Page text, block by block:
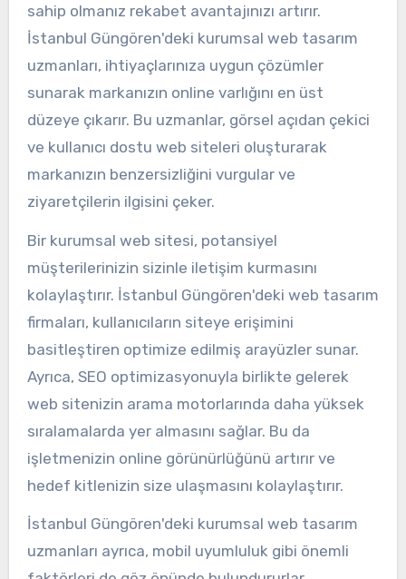
sahip olmanız rekabet avantajınızı artırır.
İstanbul Güngören'deki kurumsal web tasarım
uzmanları, ihtiyaçlarınıza uygun çözümler
sunarak markanızın online varlığını en üst
düzeye çıkarır. Bu uzmanlar, görsel açıdan çekici
ve kullanıcı dostu web siteleri oluşturarak
markanızın benzersizliğini vurgular ve
ziyaretçilerin ilgisini çeker.
Bir kurumsal web sitesi, potansiyel
müşterilerinizin sizinle iletişim kurmasını
kolaylaştırır. İstanbul Güngören'deki web tasarım
firmaları, kullanıcıların siteye erişimini
basitleştiren optimize edilmiş arayüzler sunar.
Ayrıca, SEO optimizasyonuyla birlikte gelerek
web sitenizin arama motorlarında daha yüksek
sıralamalarda yer almasını sağlar. Bu da
işletmenizin online görünürlüğünü artırır ve
hedef kitlenizin size ulaşmasını kolaylaştırır.
İstanbul Güngören'deki kurumsal web tasarım
uzmanları ayrıca, mobil uyumluluk gibi önemli